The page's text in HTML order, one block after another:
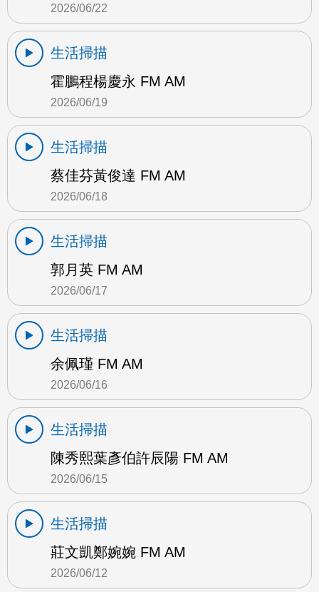
2026/06/22
生活掃描
霍鵬程楊慶永 FM AM
2026/06/19
生活掃描
蔡佳芬黃俊達 FM AM
2026/06/18
生活掃描
郭月英 FM AM
2026/06/17
生活掃描
余佩瑾 FM AM
2026/06/16
生活掃描
陳秀熙葉彥伯許辰陽 FM AM
2026/06/15
生活掃描
莊文凱鄭婉婉 FM AM
2026/06/12